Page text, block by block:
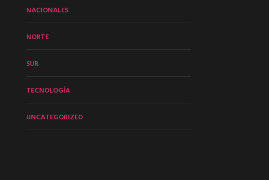
NACIONALES
NORTE
SUR
TECNOLOGÍA
UNCATEGORIZED